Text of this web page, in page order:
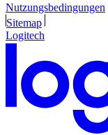
Nutzungsbedingungen
Sitemap
Logitech